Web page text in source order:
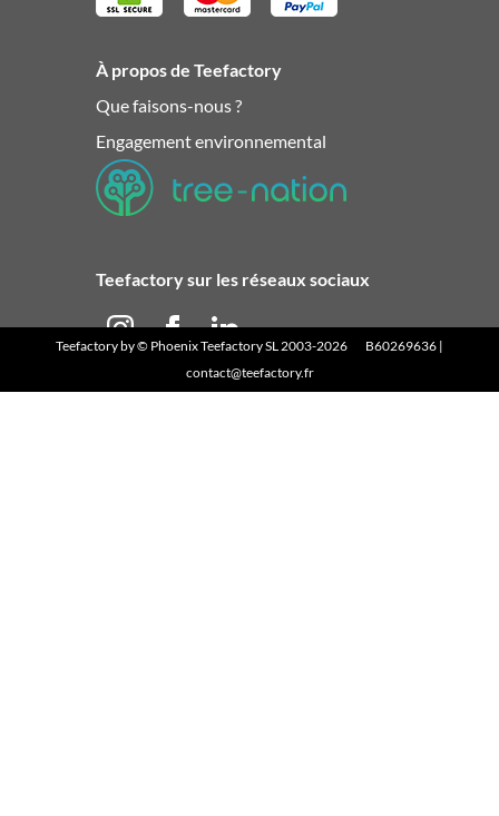
À propos de Teefactory
Que faisons-nous ?
Engagement environnemental
Teefactory sur les réseaux sociaux
Teefactoryby © Phoenix Teefactory SL2003-2026 B60269636 |
contact@teefactory.fr